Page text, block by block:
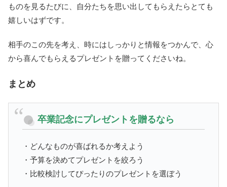
ものを見るたびに、自分たちを思い出してもらえたらとても
嬉しいはずです。
相手のこの先を考え、時にはしっかりと情報をつかんで、心
から喜んでもらえるプレゼントを贈ってくださいね。
まとめ
卒業記念にプレゼントを贈るなら
・どんなものが喜ばれるか考えよう
・予算を決めてプレゼントを絞ろう
・比較検討してぴったりのプレゼントを選ぼう